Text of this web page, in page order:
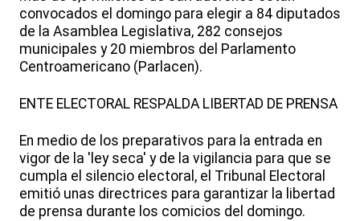
convocados el domingo para elegir a 84 diputados
de la Asamblea Legislativa, 282 consejos
municipales y 20 miembros del Parlamento
Centroamericano (Parlacen).
ENTE ELECTORAL RESPALDA LIBERTAD DE PRENSA
En medio de los preparativos para la entrada en
vigor de la 'ley seca' y de la vigilancia para que se
cumpla el silencio electoral, el Tribunal Electoral
emitió unas directrices para garantizar la libertad
de prensa durante los comicios del domingo.